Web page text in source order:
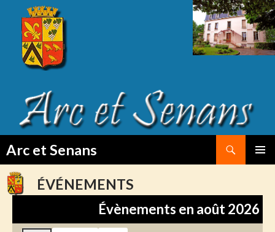
Arc et Senans
TO
CONTENTÉVÉNEMENTS
Évènements en août 2026